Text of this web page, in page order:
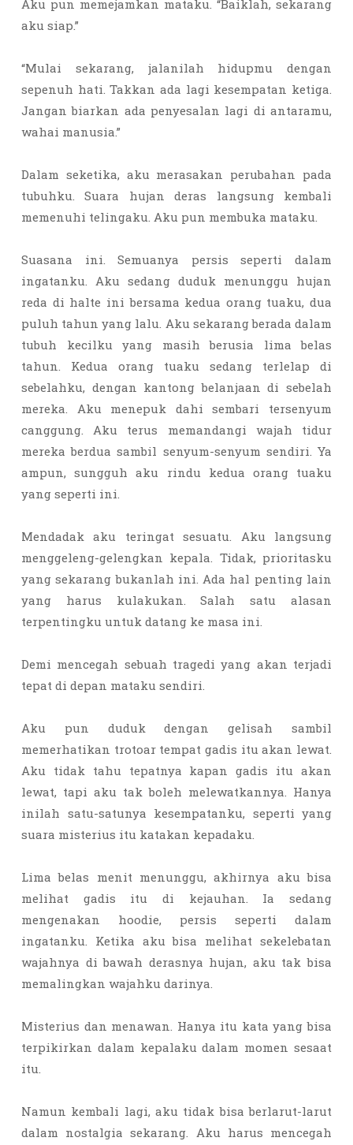
Aku pun memejamkan mataku. “Baiklah, sekarang
aku siap.”
“Mulai sekarang, jalanilah hidupmu dengan
sepenuh hati. Takkan ada lagi kesempatan ketiga.
Jangan biarkan ada penyesalan lagi di antaramu,
wahai manusia.”
Dalam seketika, aku merasakan perubahan pada
tubuhku. Suara hujan deras langsung kembali
memenuhi telingaku. Aku pun membuka mataku.
Suasana ini. Semuanya persis seperti dalam
ingatanku. Aku sedang duduk menunggu hujan
reda di halte ini bersama kedua orang tuaku, dua
puluh tahun yang lalu. Aku sekarang berada dalam
tubuh kecilku yang masih berusia lima belas
tahun. Kedua orang tuaku sedang terlelap di
sebelahku, dengan kantong belanjaan di sebelah
mereka. Aku menepuk dahi sembari tersenyum
canggung. Aku terus memandangi wajah tidur
mereka berdua sambil senyum-senyum sendiri. Ya
ampun, sungguh aku rindu kedua orang tuaku
yang seperti ini.
Mendadak aku teringat sesuatu. Aku langsung
menggeleng-gelengkan kepala. Tidak, prioritasku
yang sekarang bukanlah ini. Ada hal penting lain
yang harus kulakukan. Salah satu alasan
terpentingku untuk datang ke masa ini.
Demi mencegah sebuah tragedi yang akan terjadi
tepat di depan mataku sendiri.
Aku pun duduk dengan gelisah sambil
memerhatikan trotoar tempat gadis itu akan lewat.
Aku tidak tahu tepatnya kapan gadis itu akan
lewat, tapi aku tak boleh melewatkannya. Hanya
inilah satu-satunya kesempatanku, seperti yang
suara misterius itu katakan kepadaku.
Lima belas menit menunggu, akhirnya aku bisa
melihat gadis itu di kejauhan. Ia sedang
mengenakan hoodie, persis seperti dalam
ingatanku. Ketika aku bisa melihat sekelebatan
wajahnya di bawah derasnya hujan, aku tak bisa
memalingkan wajahku darinya.
Misterius dan menawan. Hanya itu kata yang bisa
terpikirkan dalam kepalaku dalam momen sesaat
itu.
Namun kembali lagi, aku tidak bisa berlarut-larut
dalam nostalgia sekarang. Aku harus mencegah